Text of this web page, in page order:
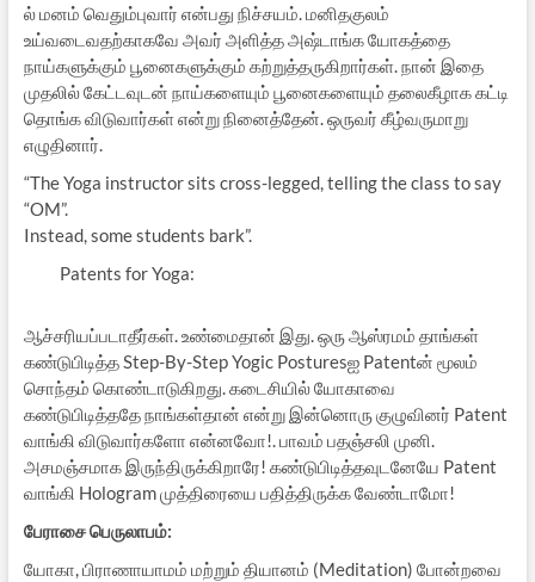
ல் மனம் வெதும்புவார் என்பது நிச்சயம். மனிதகுலம்
உய்வடைவதற்காகவே அவர் அளித்த அஷ்டாங்க யோகத்தை
நாய்களுக்கும் பூனைகளுக்கும் கற்றுத்தருகிறார்கள். நான் இதை
முதலில் கேட்டவுடன் நாய்களையும் பூனைகளையும் தலைகீழாக கட்டி
தொங்க விடுவார்கள் என்று நினைத்தேன். ஒருவர் கீழ்வருமாறு
எழுதினார்.
“The Yoga instructor sits cross-legged, telling the class to say
“OM”.
Instead, some students bark”.
Patents for Yoga:
ஆச்சரியப்படாதீர்கள். உண்மைதான் இது. ஒரு ஆஸ்ரமம் தாங்கள்
கண்டுபிடித்த Step-By-Step Yogic Posturesஐ Patentன் மூலம்
சொந்தம் கொண்டாடுகிறது. கடைசியில் யோகாவை
கண்டுபிடித்ததே நாங்கள்தான் என்று இன்னொரு குழுவினர் Patent
வாங்கி விடுவார்களோ என்னவோ!. பாவம் பதஞ்சலி முனி.
அசமஞ்சமாக இருந்திருக்கிறாரே! கண்டுபிடித்தவுடனேயே Patent
வாங்கி Hologram முத்திரையை பதித்திருக்க வேண்டாமோ!
பேராசை பெருலாபம்:
யோகா, பிராணாயாமம் மற்றும் தியானம் (Meditation) போன்றவை